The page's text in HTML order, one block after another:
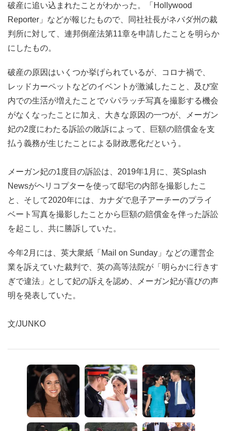
破産に追い込まれたことがわかった。「Hollywood
Reporter」などが報じたもので、同社社長がネバダ州の裁
判所に対して、連邦倒産法第11章を申請したことを明らか
にしたもの。
破産の原因はいくつか挙げられているが、コロナ禍で、
レッドカーペットなどのイベントが激減したこと、及び室
内での生活が増えたことでパパラッチ写真を撮影する機会
がなくなったことに加え、大きな原因の一つが、メーガン
妃の2度にわたる訴訟の敗訴によって、巨額の賠償金を支
払う義務が生じたことによる財政悪化だという。
メーガン妃の1度目の訴訟は、2019年1月に、英Splash
Newsがヘリコプターを使って邸宅の内部を撮影したこ
と、そして2020年には、カナダで息子アーチーのプライ
ベート写真を撮影したことから巨額の賠償金を伴った訴訟
を起こし、共に勝訴していた。
今年2月には、英大衆紙「Mail on Sunday」などの運営企
業を訴えていた裁判で、英の高等法院が「明らかに行きす
ぎで違法」として妃の訴えを認め、メーガン妃が喜びの声
明を発表していた。
文/JUNKO